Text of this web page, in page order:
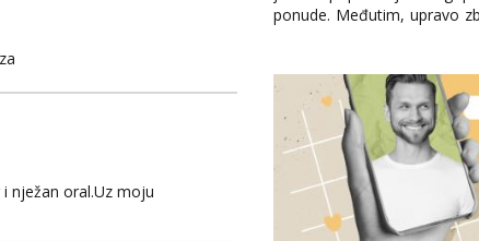
nježan oral.Uz moju
ponude. Međutim, upravo
se pojavljuju i brojni
internetske trgovine te